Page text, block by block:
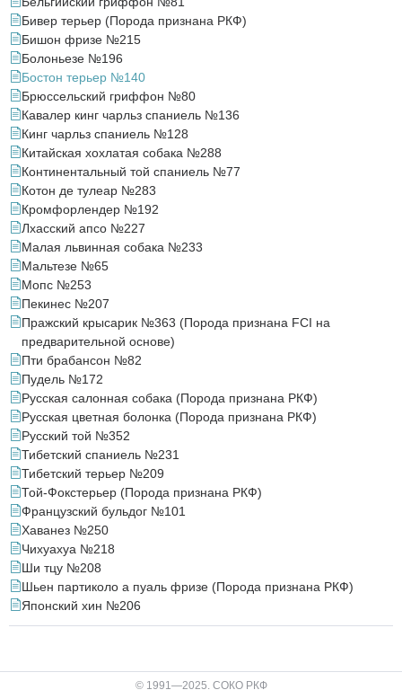
Бивер терьер (Порода признана РКФ)
Бишон фризе №215
Болоньезе №196
Бостон терьер №140
Брюссельский гриффон №80
Кавалер кинг чарльз спаниель №136
Кинг чарльз спаниель №128
Китайская хохлатая собака №288
Континентальный той спаниель №77
Котон де тулеар №283
Кромфорлендер №192
Лхасский апсо №227
Малая львинная собака №233
Мальтезе №65
Мопс №253
Пекинес №207
Пражский крысарик №363 (Порода признана FCI на
предварительной основе)
Пти брабансон №82
Пудель №172
Русская салонная собака (Порода признана РКФ)
Русская цветная болонка (Порода признана РКФ)
Русский той №352
Тибетский спаниель №231
Тибетский терьер №209
Той-Фокстерьер (Порода признана РКФ)
Французский бульдог №101
Хаванез №250
Чихуахуа №218
Ши тцу №208
Шьен партиколо а пуаль фризе (Порода признана РКФ)
Японский хин №206
© 1991—2025. СОКО РКФ